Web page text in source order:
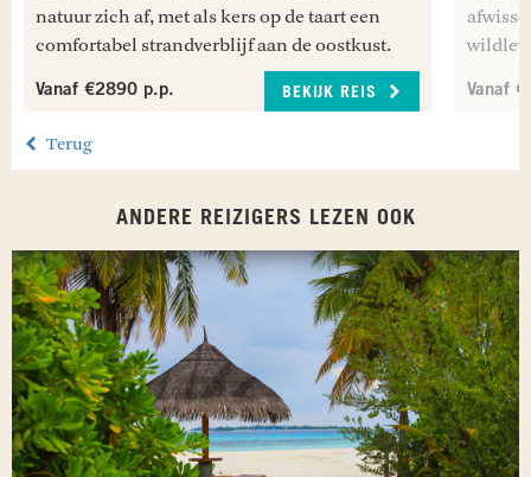
natuur zich af, met als kers op de taart een
comfortabel strandverblijf aan de oostkust.
Vanaf €2890 p.p. BEKIJK REIS Vanaf
Terug
ANDERE REIZIGERS LEZEN OOK